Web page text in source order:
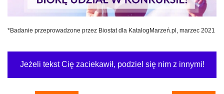
*Badanie przeprowadzone przez Biostat dla KatalogMarzeń.pl, marzec 2021
Jeżeli tekst Cię zaciekawił, podziel się nim z innymi!